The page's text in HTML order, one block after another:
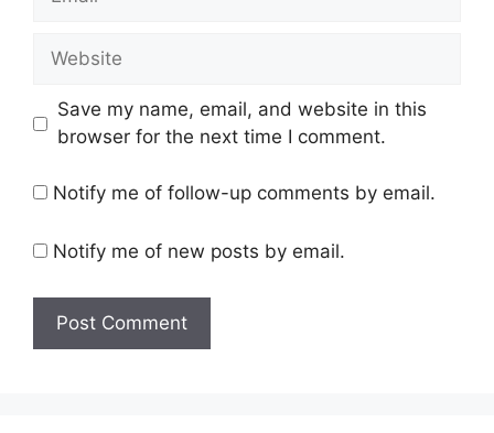
Website
Save my name, email, and website in this
browser for the next time I comment.
Notify me of follow-up comments by email.
Notify me of new posts by email.